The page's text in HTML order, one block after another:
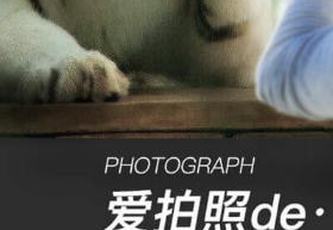
东北虎林园全案策划：